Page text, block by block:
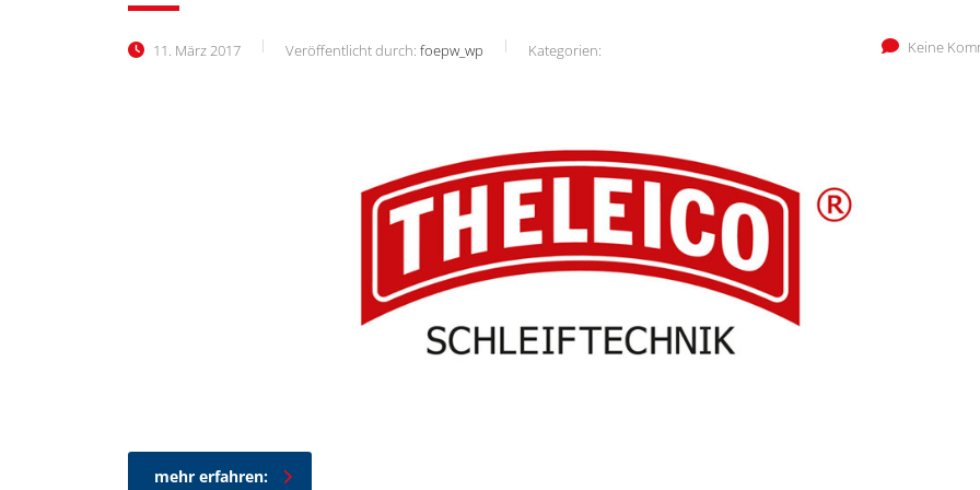
11. März 2017 Veröffentlicht durch: foepw_wp Kategorien: Keine
mehr erfahren: